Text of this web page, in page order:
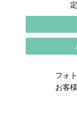
フォ
お客